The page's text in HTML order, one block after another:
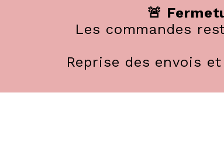
🚨
Les commandes
Reprise des envois